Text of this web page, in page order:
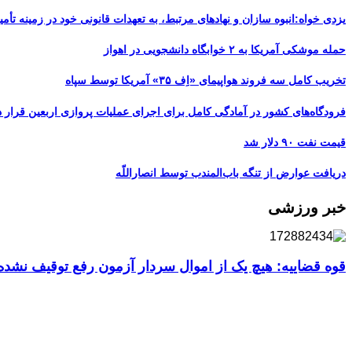
یزدی خواه:انبوه سازان و نهادهای مرتبط، به تعهدات قانونی خود در زمینه
حمله موشکی آمریکا به ۲ خوابگاه دانشجویی در اهواز
تخریب کامل سه فروند هواپیمای «اِف ۳۵» آمریکا توسط سپاه
فرودگاه‌های کشور در آمادگی کامل برای اجرای عملیات پروازی اربعین قرار
قیمت نفت ۹۰ دلار شد
دریافت عوارض از تنگه باب‌المندب توسط انصاراللّه
خبر ورزشی
قوه قضاییه: هیچ یک از اموال سردار آزمون رفع توقیف